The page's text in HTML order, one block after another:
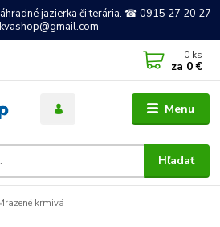
jazierka či terária. ☎ 0915 27 20 27
Menu
Hľadať
0 ks
za 0 €
krmivá